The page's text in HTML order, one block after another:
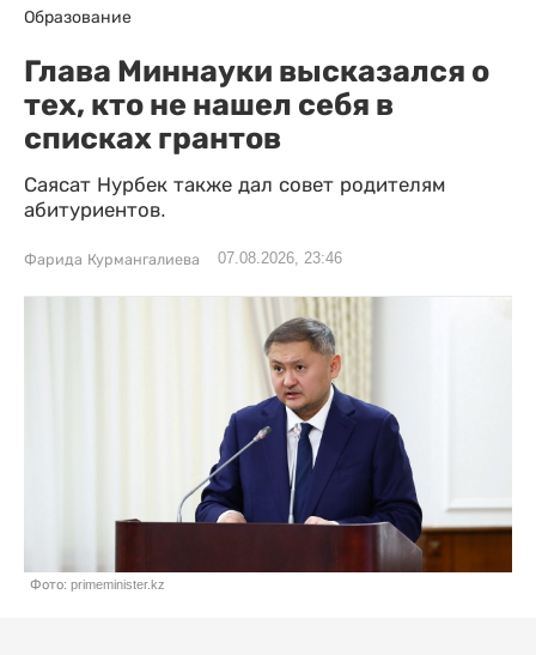
Образование
Глава Миннауки высказался о
тех, кто не нашел себя в
списках грантов
Саясат Нурбек также дал совет родителям
абитуриентов.
Фарида Курмангалиева 07.08.2026, 23:46
Фото: primeminister.kz